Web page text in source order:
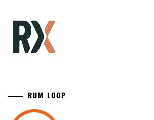
RUM LOOP